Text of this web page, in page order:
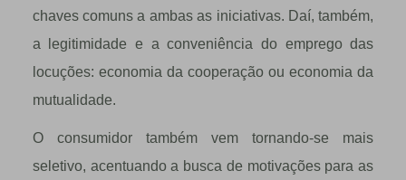
chaves comuns a ambas as iniciativas. Daí, também,
a legitimidade e a conveniência do emprego das
locuções: economia da cooperação ou economia da
mutualidade.
O consumidor também vem tornando-se mais
seletivo, acentuando a busca de motivações para as